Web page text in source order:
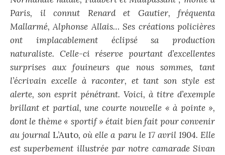
Paris, il connut Renard et Gautier, fréquenta
Mallarmé, Alphonse Allais… Ses créations policières
ont implacablement éclipsé sa production
naturaliste. Celle-ci réserve pourtant d’excellentes
surprises aux fouineurs que nous sommes, tant
l’écrivain excelle à raconter, et tant son style est
alerte, son esprit pénétrant. Voici, à titre d’exemple
brillant et partial, une courte nouvelle « à pointe »,
dont le thème « sportif » était bien fait pour convenir
au journalL’Auto, où elle a paru le 17 avril 1904. Elle
est superbement illustrée par notre camarade Sivan